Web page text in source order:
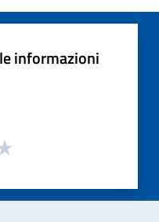
informazioni